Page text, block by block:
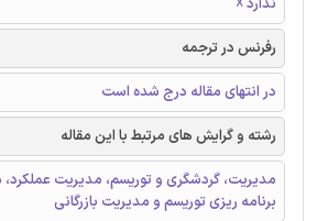
رفرنس در ترجمه
در انتهای مقاله درج شده است
رشته و گرایش های مرتبط با این مقاله
مدیریت، گردشگری و توریسم، مدیریت
برنامه ریزی توریسم و مدیریت بازرگانی